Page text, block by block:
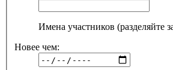
Имена участников (разделяйте
Новее чем: